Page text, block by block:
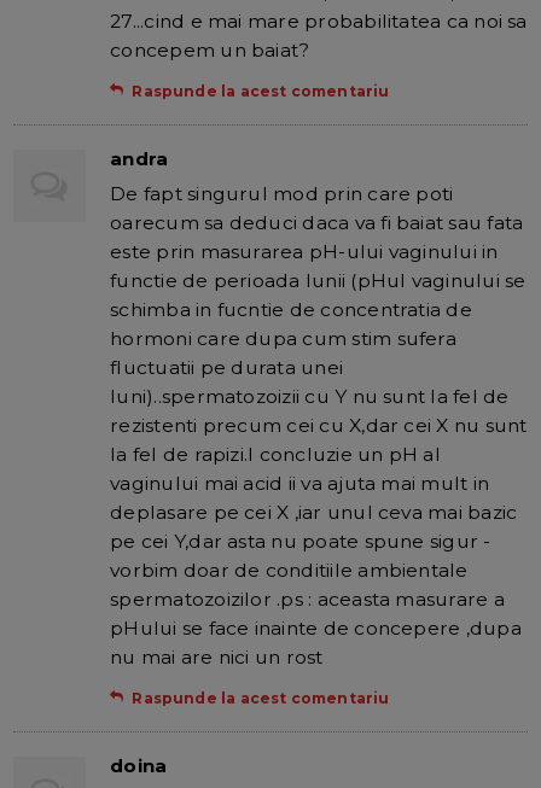
27...cind e mai mare probabilitatea ca noi sa
concepem un baiat?
Raspunde la acest comentariu
andra
De fapt singurul mod prin care poti
oarecum sa deduci daca va fi baiat sau fata
este prin masurarea pH-ului vaginului in
functie de perioada lunii (pHul vaginului se
schimba in fucntie de concentratia de
hormoni care dupa cum stim sufera
fluctuatii pe durata unei
luni)..spermatozoizii cu Y nu sunt la fel de
rezistenti precum cei cu X,dar cei X nu sunt
la fel de rapizi.I concluzie un pH al
vaginului mai acid ii va ajuta mai mult in
deplasare pe cei X ,iar unul ceva mai bazic
pe cei Y,dar asta nu poate spune sigur -
vorbim doar de conditiile ambientale
spermatozoizilor .ps : aceasta masurare a
pHului se face inainte de concepere ,dupa
nu mai are nici un rost
Raspunde la acest comentariu
doina